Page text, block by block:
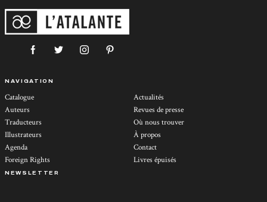
NAVIGATION
Catalogue
Auteurs
Traducteurs
Illustrateurs
Agenda
Foreign Rights
Actualités
Revues de presse
Où nous trouver
À propos
Contact
Livres épuisés
NEWSLETTER